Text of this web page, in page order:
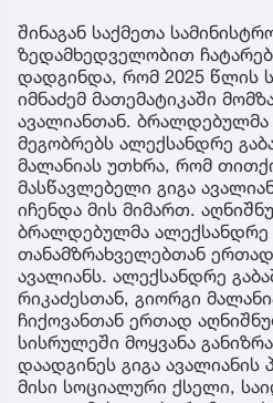
შინაგან საქმეთა
ზედამხედველობით
დადგინდა, რომ 2025 წლის
იმნაძემ მათემატიკაში
ავალიანთან. ბრალდებულმა
მეგობრებს ალექსანდრე
მალანიას უთხრა, რომ
მასწავლებელი გიგა
იჩენდა მის მიმართ.
ბრალდებულმა ალექსანდრე
თანამზრახველებთან
ავალიანს. ალექსანდრე
რიკაძესთან, გიორგი
ჩიქოვანთან ერთად
სისრულეში მოყვანა
დაადგინეს გიგა ავალიანის
მისი სოციალური ქსელი,